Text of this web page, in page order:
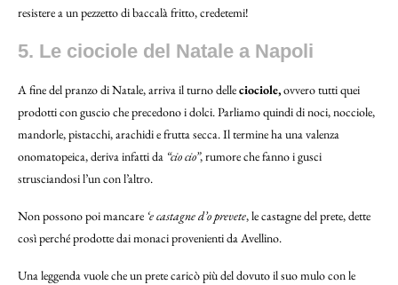
resistere a un pezzetto di baccalà fritto, credetemi!
5. Le ciociole del Natale a Napoli
A fine del pranzo di Natale, arriva il turno delleciociole,ovvero tutti quei
prodotti con guscio che precedono i dolci. Parliamo quindi di noci, nocciole,
mandorle, pistacchi, arachidi e frutta secca. Il termine ha una valenza
onomatopeica, deriva infatti da “cio cio”, rumore che fanno i gusci
strusciandosi l’un con l’altro.
Non possono poi mancare ‘e castagne d’o prevete, le castagne del prete, dette
così perché prodotte dai monaci provenienti da Avellino.
Una leggenda vuole che un prete caricò più del dovuto il suo mulo con le